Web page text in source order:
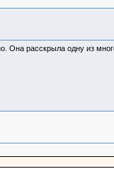
Она расскрыла одну из